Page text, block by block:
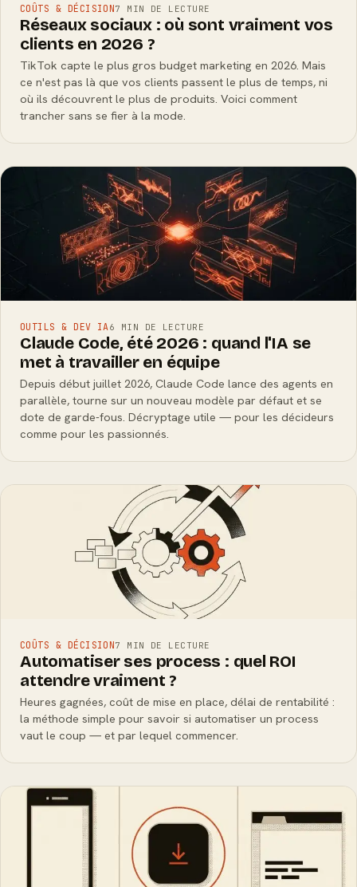
COÛTS & DÉCISION7 MIN DE LECTURE
Réseaux sociaux : où sont vraiment vos
clients en 2026 ?
TikTok capte le plus gros budget marketing en 2026. Mais
ce n'est pas là que vos clients passent le plus de temps, ni
où ils découvrent le plus de produits. Voici comment
trancher sans se fier à la mode.
OUTILS & DEV IA6 MIN DE LECTURE
Claude Code, été 2026 : quand l'IA se
met à travailler en équipe
Depuis début juillet 2026, Claude Code lance des agents en
parallèle, tourne sur un nouveau modèle par défaut et se
dote de garde-fous. Décryptage utile — pour les décideurs
comme pour les passionnés.
COÛTS & DÉCISION7 MIN DE LECTURE
Automatiser ses process : quel ROI
attendre vraiment ?
Heures gagnées, coût de mise en place, délai de rentabilité :
la méthode simple pour savoir si automatiser un process
vaut le coup — et par lequel commencer.